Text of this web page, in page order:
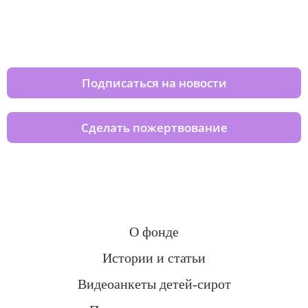
Подписаться на новости
Сделать пожертвование
О фонде
Истории и статьи
Видеоанкеты детей-сирот